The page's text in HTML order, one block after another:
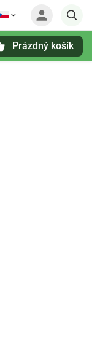
Prázdný košík